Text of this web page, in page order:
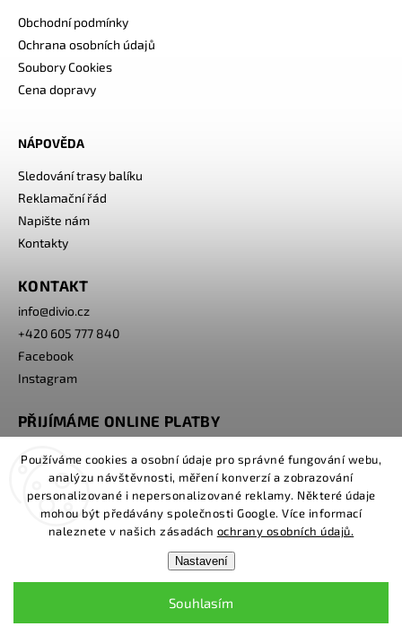
Používáme cookies a osobní údaje pro správné fungování webu,
analýzu návštěvnosti, měření konverzí a zobrazování
personalizované i nepersonalizované reklamy. Některé údaje
mohou být předávány společnosti Google. Více informací
naleznete v našich zásadách ochrany osobních údajů.
Nastavení
Souhlasím
Obchodní podmínky
Ochrana osobních údajů
Soubory Cookies
Cena dopravy
NÁPOVĚDA
Sledování trasy balíku
Reklamační řád
Napište nám
Kontakty
KONTAKT
info@divio.cz
+420 605 777 840
Facebook
Instagram
PŘIJÍMÁME ONLINE PLATBY